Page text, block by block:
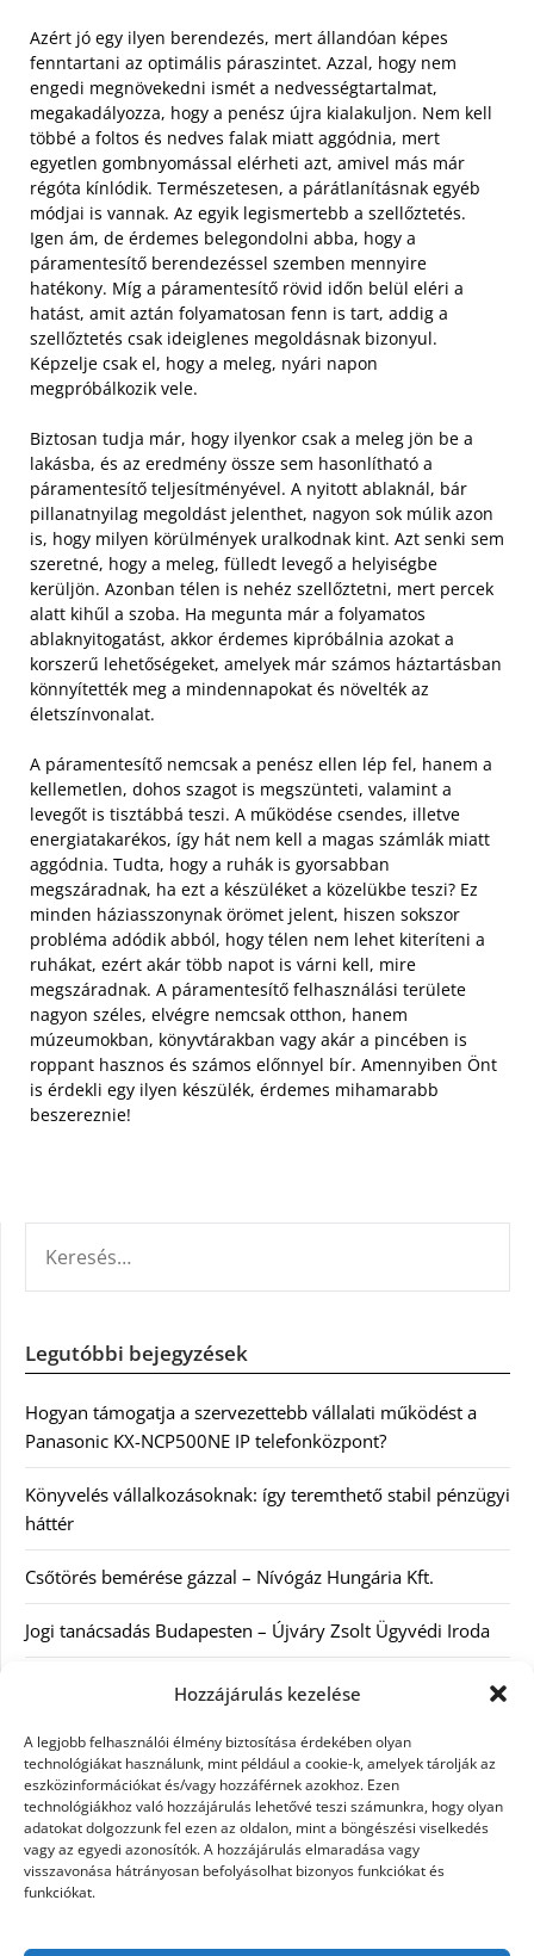
Hozzájárulás kezelése
A legjobb felhasználói élmény biztosítása érdekében olyan
technológiákat használunk, mint például a cookie-k, amelyek tárolják az
eszközinformációkat és/vagy hozzáférnek azokhoz. Ezen
technológiákhoz való hozzájárulás lehetővé teszi számunkra, hogy olyan
adatokat dolgozzunk fel ezen az oldalon, mint a böngészési viselkedés
vagy az egyedi azonosítók. A hozzájárulás elmaradása vagy
visszavonása hátrányosan befolyásolhat bizonyos funkciókat és
funkciókat.
Azért jó egy ilyen berendezés, mert állandóan képes
fenntartani az optimális páraszintet. Azzal, hogy nem
engedi megnövekedni ismét a nedvességtartalmat,
megakadályozza, hogy a penész újra kialakuljon. Nem kell
többé a foltos és nedves falak miatt aggódnia, mert
egyetlen gombnyomással elérheti azt, amivel más már
régóta kínlódik. Természetesen, a párátlanításnak egyéb
módjai is vannak. Az egyik legismertebb a szellőztetés.
Igen ám, de érdemes belegondolni abba, hogy a
páramentesítő berendezéssel szemben mennyire
hatékony. Míg a páramentesítő rövid időn belül eléri a
hatást, amit aztán folyamatosan fenn is tart, addig a
szellőztetés csak ideiglenes megoldásnak bizonyul.
Képzelje csak el, hogy a meleg, nyári napon
megpróbálkozik vele.
Biztosan tudja már, hogy ilyenkor csak a meleg jön be a
lakásba, és az eredmény össze sem hasonlítható a
páramentesítő teljesítményével. A nyitott ablaknál, bár
pillanatnyilag megoldást jelenthet, nagyon sok múlik azon
is, hogy milyen körülmények uralkodnak kint. Azt senki sem
szeretné, hogy a meleg, fülledt levegő a helyiségbe
kerüljön. Azonban télen is nehéz szellőztetni, mert percek
alatt kihűl a szoba. Ha megunta már a folyamatos
ablaknyitogatást, akkor érdemes kipróbálnia azokat a
korszerű lehetőségeket, amelyek már számos háztartásban
könnyítették meg a mindennapokat és növelték az
életszínvonalat.
A páramentesítő nemcsak a penész ellen lép fel, hanem a
kellemetlen, dohos szagot is megszünteti, valamint a
levegőt is tisztábbá teszi. A működése csendes, illetve
energiatakarékos, így hát nem kell a magas számlák miatt
aggódnia. Tudta, hogy a ruhák is gyorsabban
megszáradnak, ha ezt a készüléket a közelükbe teszi? Ez
minden háziasszonynak örömet jelent, hiszen sokszor
probléma adódik abból, hogy télen nem lehet kiteríteni a
ruhákat, ezért akár több napot is várni kell, mire
megszáradnak. A páramentesítő felhasználási területe
nagyon széles, elvégre nemcsak otthon, hanem
múzeumokban, könyvtárakban vagy akár a pincében is
roppant hasznos és számos előnnyel bír. Amennyiben Önt
is érdekli egy ilyen készülék, érdemes mihamarabb
beszereznie!
Legutóbbi bejegyzések
Hogyan támogatja a szervezettebb vállalati működést a
Panasonic KX-NCP500NE IP telefonközpont?
Könyvelés vállalkozásoknak: így teremthető stabil pénzügyi
háttér
Csőtörés bemérése gázzal – Nívógáz Hungária Kft.
Jogi tanácsadás Budapesten – Újváry Zsolt Ügyvédi Iroda
Arckrémek – mit érdemes tudni az öregedés lassításáról és
Kategóriák
Egyéb kategória
Szolgáltatás